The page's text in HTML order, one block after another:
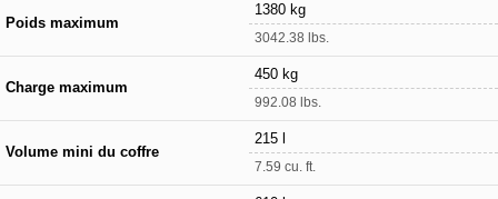
Poids maximum
1380 kg
3042.38 lbs.
Charge maximum
450 kg
992.08 lbs.
Volume mini du coffre
215 l
7.59 cu. ft.